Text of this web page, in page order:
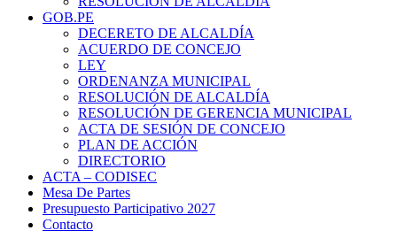
GOB.PE
DECERETO DE ALCALDÍA
ACUERDO DE CONCEJO
LEY
ORDENANZA MUNICIPAL
RESOLUCIÓN DE ALCALDÍA
RESOLUCIÓN DE GERENCIA MUNICIPAL
ACTA DE SESIÓN DE CONCEJO
PLAN DE ACCIÓN
DIRECTORIO
ACTA – CODISEC
Mesa De Partes
Presupuesto Participativo 2027
Contacto